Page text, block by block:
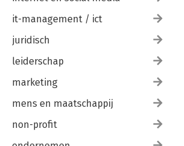
it-management / ict
juridisch
leiderschap
marketing
mens en maatschappij
non-profit